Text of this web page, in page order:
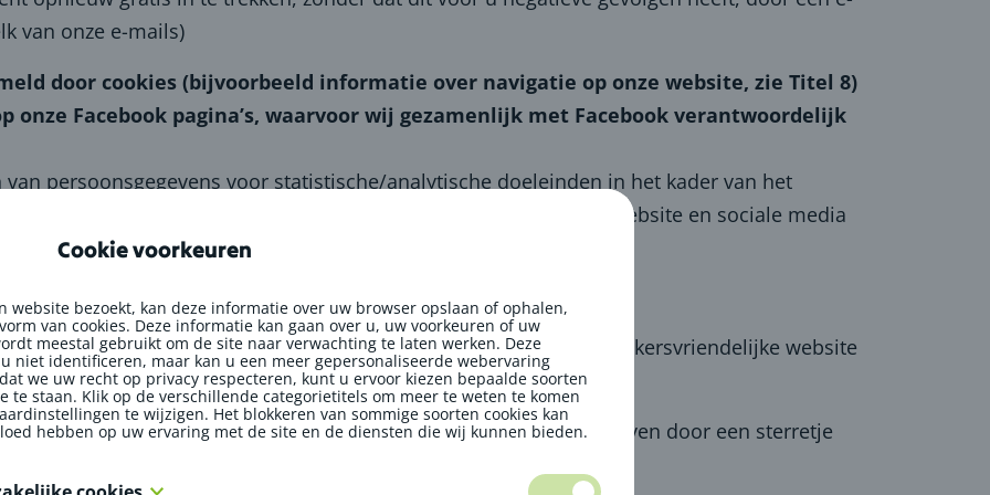
van onze e-mails)
door cookies (bijvoorbeeld informatie over navigatie op onze website, zie Titel 8)
onze Facebook pagina’s, waarvoor wij gezamenlijk met Facebook verantwoordelijk
persoonsgegevens voor statistische/analytische doeleinden in het kader van het
en om te begrijpen hoe mensen gebruik maken van onze website en sociale media
(bijv. verkregen via cookie banner)
cookies: rechtmatige belangen om een functionele en bezoekersvriendelijke website
en andere informatie optioneel, zal dit duidelijk worden aangegeven door een sterretje
deze informatie te bezorgen.
Cookie voorkeuren
website bezoekt, kan deze informatie over uw browser opslaan of ophalen,
van cookies. Deze informatie kan gaan over u, uw voorkeuren of uw
meestal gebruikt om de site naar verwachting te laten werken. Deze
niet identificeren, maar kan u een meer gepersonaliseerde webervaring
we uw recht op privacy respecteren, kunt u ervoor kiezen bepaalde soorten
te staan. Klik op de verschillende categorietitels om meer te weten te komen
te wijzigen. Het blokkeren van sommige soorten cookies kan
hebben op uw ervaring met de site en de diensten die wij kunnen bieden.